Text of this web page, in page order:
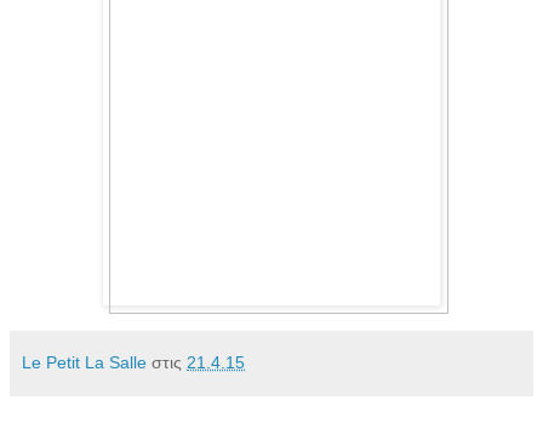
Le Petit La Salle στις 21.4.15